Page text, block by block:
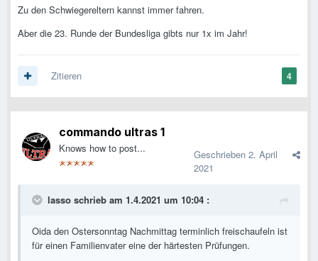
Zu den Schwiegereltern kannst immer fahren.
Aber die 23. Runde der Bundesliga gibts nur 1x im Jahr!
4
Zitieren
commando ultras 1
Knows how to post... Geschrieben 2. April
2021
lasso schrieb am 1.4.2021 um 10:04 :
Oida den Ostersonntag Nachmittag terminlich freischaufeln ist
für einen Familienvater eine der härtesten Prüfungen.